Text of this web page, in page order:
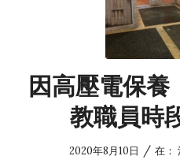
因高壓電保養
教職員時
2020年8月10日 / 在：